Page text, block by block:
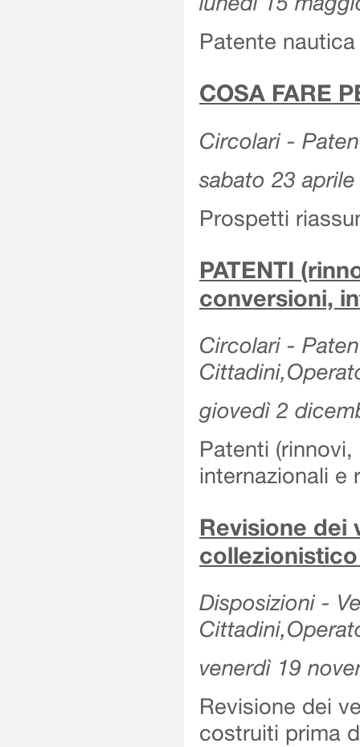
Patente
COSA FARE
Circolari -
sabato 23
Prospetti
PATENTI
conversioni,
Circolari -
giovedì 2
Patenti
internazionali e
Revisione dei
Disposizioni -
venerdì 19
Revisione dei
costruiti prima